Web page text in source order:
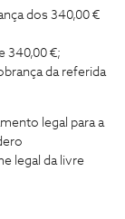
dos 340,00 €
340,00 €;
da referida
legal para a
legal da livre